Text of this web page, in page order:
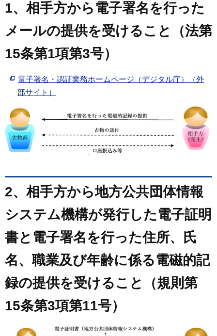
1、相手方から電子署名を行った
メールの提供を受けること（法第
15条第1項第3号）
電子署名・認証業務ホームページ（デジタル庁）（外
部サイト）
2、 相手方から地方公共団体情報
システム機構が発行した電子証明
書と電子署名を行った住所、氏
名、職業及び年齢に係る電磁的記
録の提供を受けること（規則第
15条第3項第11号）